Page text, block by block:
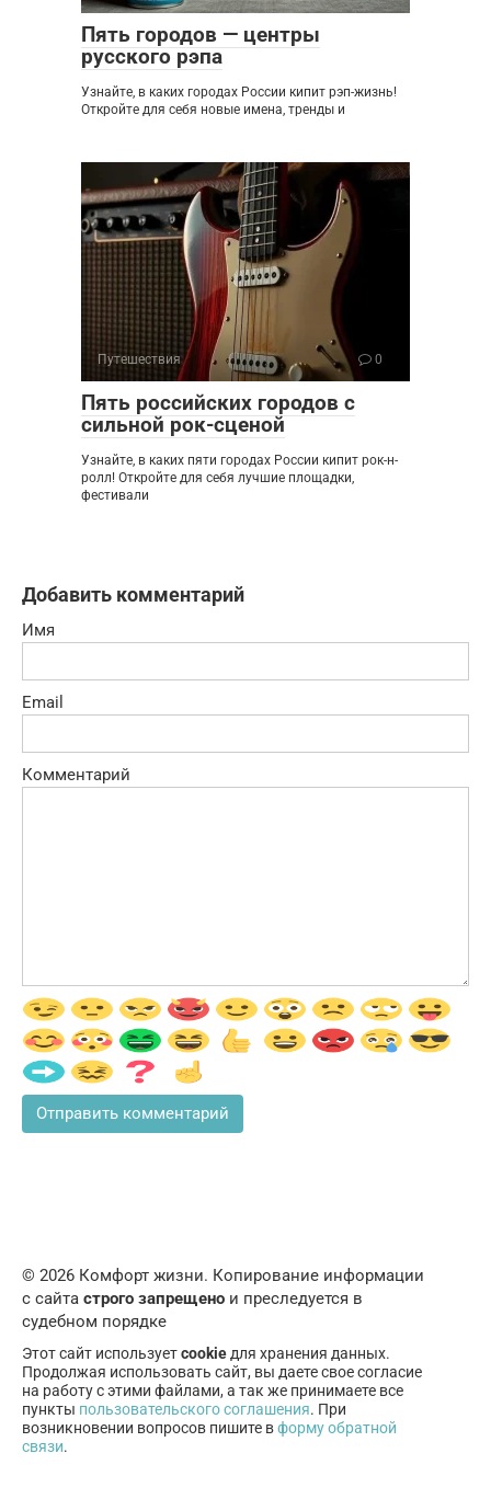
Пять городов — центры
русского рэпа
Узнайте, в каких городах России кипит рэп-жизнь!
Откройте для себя новые имена, тренды и
Путешествия 0
Пять российских городов с
сильной рок-сценой
Узнайте, в каких пяти городах России кипит рок-н-
ролл! Откройте для себя лучшие площадки,
фестивали
Добавить комментарий
Имя
Email
Комментарий
© 2026 Комфорт жизни. Копирование информации
с сайта строго запрещено и преследуется в
судебном порядке
Этот сайт используетcookie для хранения данных.
Продолжая использовать сайт, вы даете свое согласие
на работу с этими файлами, а так же принимаете все
пункты пользовательского соглашения. При
возникновении вопросов пишите вформу обратной
связи.